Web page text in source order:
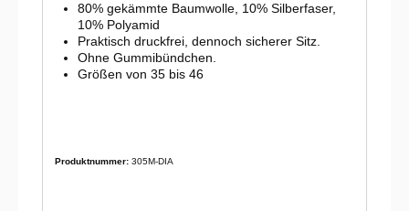
80% gekämmte Baumwolle, 10% Silberfaser,
10% Polyamid
Praktisch druckfrei, dennoch sicherer Sitz.
Ohne Gummibündchen.
Größen von 35 bis 46
Produktnummer: 305M-DIA